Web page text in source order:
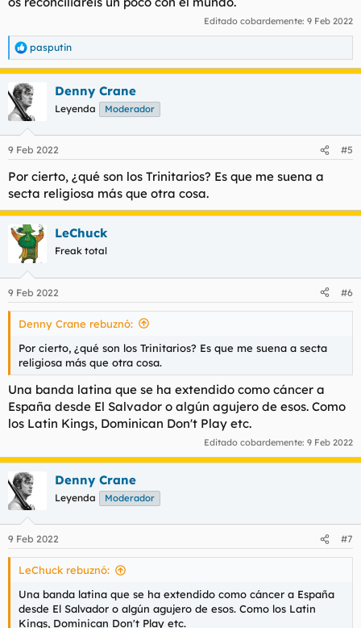
Editado cobardemente: 9 Feb 2022
R
e
a
c
c
i
e
:
pasputin
Denny Crane
Leyenda Moderador
9 Feb 2022 #5
Por cierto, ¿qué son los Trinitarios? Es que me suena a
secta religiosa más que otra cosa.
LeChuck
Freak total
9 Feb 2022 #6
Denny Crane rebuznó:
Por cierto, ¿qué son los Trinitarios? Es que me suena a secta
religiosa más que otra cosa.
Una banda latina que se ha extendido como cáncer a
España desde El Salvador o algún agujero de esos. Como
los Latin Kings, Dominican Don't Play etc.
Editado cobardemente: 9 Feb 2022
Denny Crane
Leyenda Moderador
9 Feb 2022 #7
LeChuck rebuznó:
Una banda latina que se ha extendido como cáncer a España
desde El Salvador o algún agujero de esos. Como los Latin
Kings, Dominican Don't Play etc.